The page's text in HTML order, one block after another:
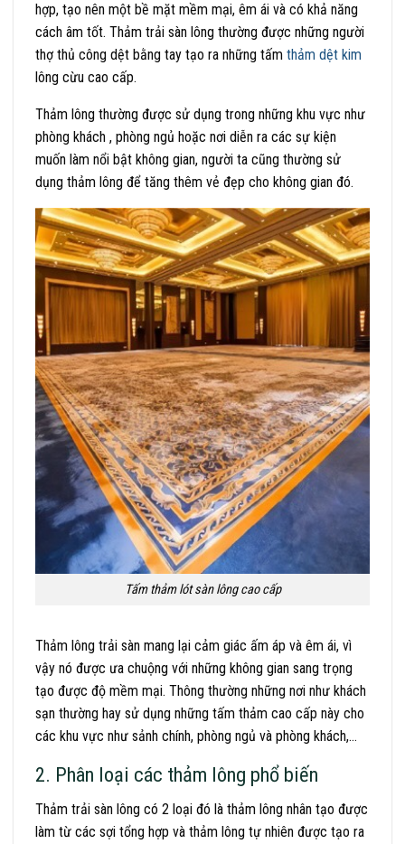
hợp, tạo nên một bề mặt mềm mại, êm ái và có khả năng
cách âm tốt. Thảm trải sàn lông thường được những người
thợ thủ công dệt bằng tay tạo ra những tấm thảm dệt kim
lông cừu cao cấp.
Thảm lông thường được sử dụng trong những khu vực như
phòng khách , phòng ngủ hoặc nơi diễn ra các sự kiện
muốn làm nổi bật không gian, người ta cũng thường sử
dụng thảm lông để tăng thêm vẻ đẹp cho không gian đó.
Tấm thảm lót sàn lông cao cấp
Thảm lông trải sàn mang lại cảm giác ấm áp và êm ái, vì
vậy nó được ưa chuộng với những không gian sang trọng
tạo được độ mềm mại. Thông thường những nơi như khách
sạn thường hay sử dụng những tấm thảm cao cấp này cho
các khu vực như sảnh chính, phòng ngủ và phòng khách,…
2. Phân loại các thảm lông phổ biến
Thảm trải sàn lông có 2 loại đó là thảm lông nhân tạo được
làm từ các sợi tổng hợp và thảm lông tự nhiên được tạo ra